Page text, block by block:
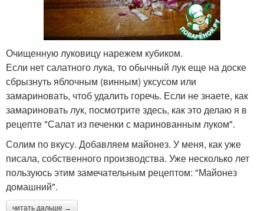
Очищенную луковицу нарежем кубиком.
Если нет салатного лука, то обычный лук еще на доске
сбрызнуть яблочным (винным) уксусом или
замариновать, чтоб удалить горечь. Если не знаете, как
замариновать лук, посмотрите здесь, как это делаю я в
рецепте "Салат из печенки с маринованным луком".
Солим по вкусу. Добавляем майонез. У меня, как уже
писала, собственного производства. Уже несколько лет
пользуюсь этим замечательным рецептом: "Майонез
домашний".
читать дальше →